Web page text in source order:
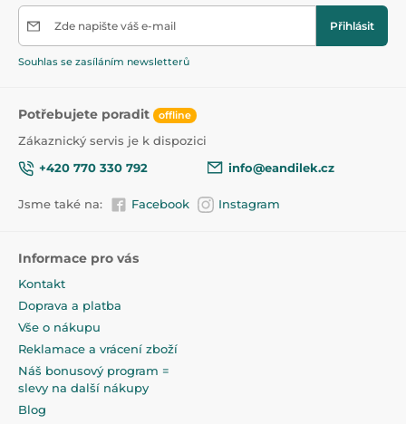
Zde napište váš e-mail Přihlásit
Souhlas se zasíláním newsletterů
Potřebujete poradit offline
Zákaznický servis je k dispozici
+420 770 330 792
info@eandilek.cz
Jsme také na: Facebook Instagram
Informace pro vás
Kontakt
Doprava a platba
Vše o nákupu
Reklamace a vrácení zboží
Náš bonusový program =
slevy na další nákupy
Blog